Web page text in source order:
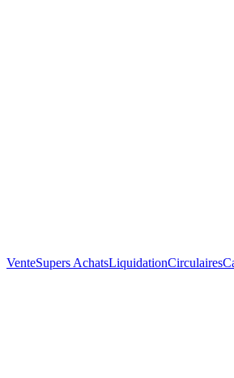
VenteSupers AchatsLiquidationCirculaires